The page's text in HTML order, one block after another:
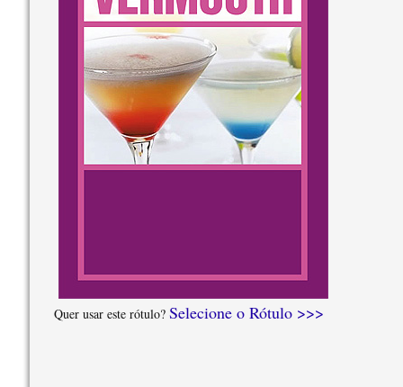
Quer usar este rótulo? Selecione o Rótulo >>>